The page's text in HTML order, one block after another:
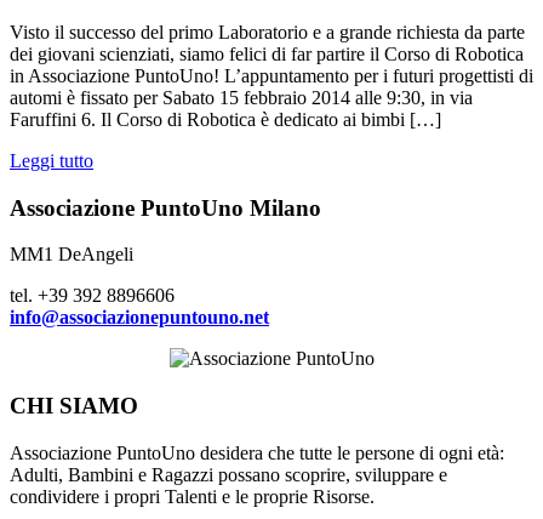
Visto il successo del primo Laboratorio e a grande richiesta da parte
dei giovani scienziati, siamo felici di far partire il Corso di Robotica
in Associazione PuntoUno! L’appuntamento per i futuri progettisti di
automi è fissato per Sabato 15 febbraio 2014 alle 9:30, in via
Faruffini 6. Il Corso di Robotica è dedicato ai bimbi […]
Leggi tutto
Associazione PuntoUno Milano
MM1 DeAngeli
tel. +39 392 8896606
info@associazionepuntouno.net
CHI SIAMO
Associazione PuntoUno desidera che tutte le persone di ogni età:
Adulti, Bambini e Ragazzi possano scoprire, sviluppare e
condividere i propri Talenti e le proprie Risorse.